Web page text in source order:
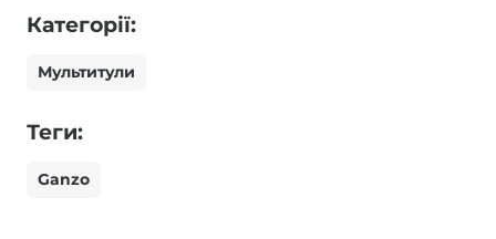
Категорії:
Мультитули
Теги:
Ganzo